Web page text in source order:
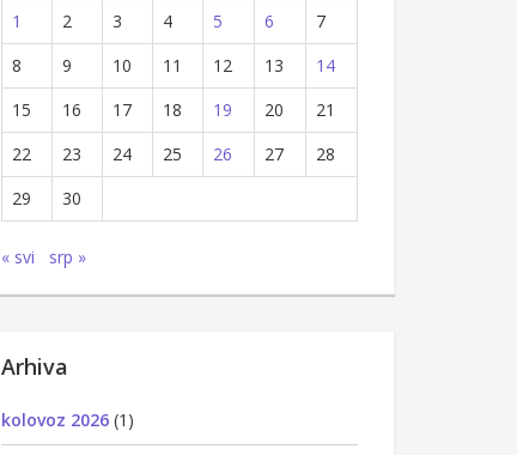
1
2 3 4 5 6
7
8
9 10 11 12 13
14
15
16 17 18 19 20
21
22
23 24 25 26 27
28
29
30
« svi srp »
Arhiva
kolovoz 2026 (1)